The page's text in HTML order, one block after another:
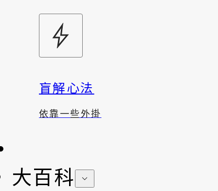
盲解心法
依靠一些外掛
大百科